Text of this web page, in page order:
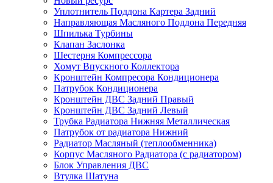
Уплотнитель Поддона Картера Задний
Направляющая Масляного Поддона Передняя
Шпилька Турбины
Клапан Заслонка
Шестерня Компрессора
Хомут Впускного Коллектора
Кронштейн Компресора Кондиционера
Патрубок Кондиционера
Кронштейн ДВС Задний Правый
Кронштейн ДВС Задний Левый
Трубка Радиатора Нижняя Металлическая
Патрубок от радиатора Нижний
Радиатор Масляный (теплообменника)
Корпус Масляного Радиатора (с радиатором)
Блок Управления ДВС
Втулка Шатуна